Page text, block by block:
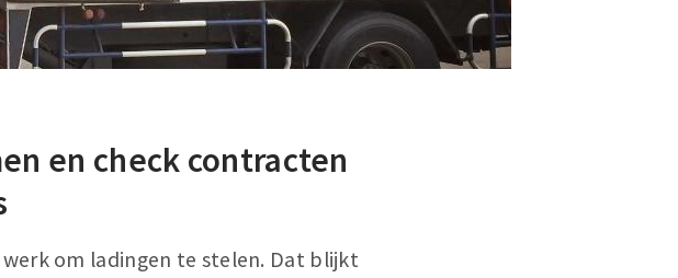
en check contracten
om ladingen te stelen. Dat blijkt